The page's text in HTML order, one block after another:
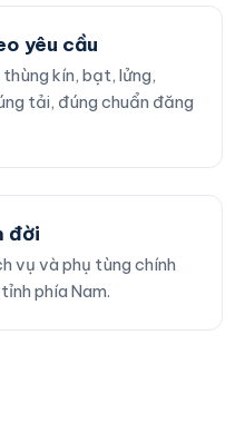
yêu cầu
kín, bạt, lửng,
tải, đúng chuẩn đăng
đời
vụ và phụ tùng chính
phía Nam.